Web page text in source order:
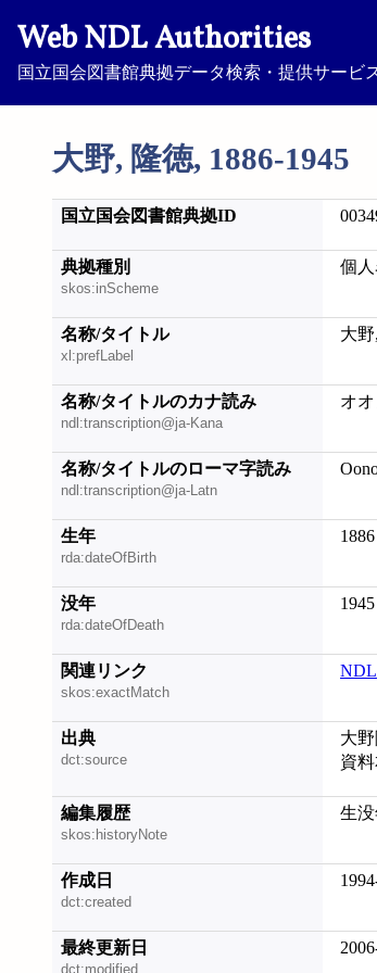
Web NDL Authorities
国立国会図書館典拠データ検索・提供サービ
大野, 隆徳, 1886-1945
国立国会図書館典拠ID
典拠種別
skos:inScheme
個人
名称/タイトル
xl:prefLabel
大
名称/タイトルのカナ読み
ndl:transcription@ja-Kana
オ
名称/タイトルのローマ字読み
ndl:transcription@ja-Latn
生年
rda:dateOfBirth
1886
没年
rda:dateOfDeath
1945
関連リンク
skos:exactMatch
出典
dct:source
大
資
編集履歴
skos:historyNote
生没
作成日
dct:created
最終更新日
dct:modified